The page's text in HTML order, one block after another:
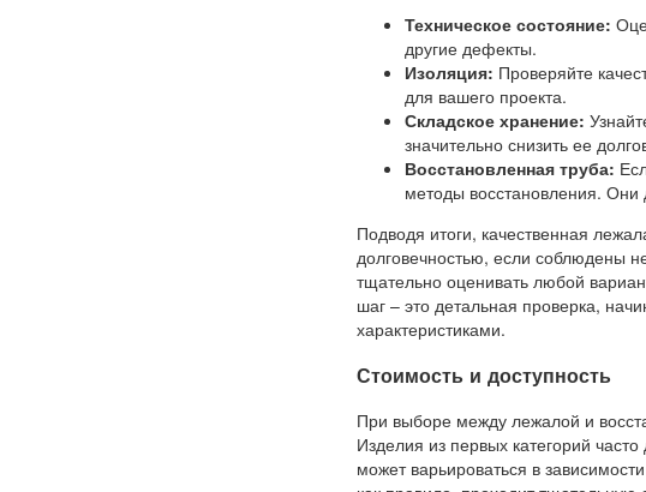
Техническое состояние:
другие дефекты.
Изоляция: Проверяйте
для вашего проекта.
Складское хранение:
значительно снизить ее
Восстановленная труба:
методы восстановления. Они
Подводя итоги, качественная
долговечностью, если соблюдены
тщательно оценивать любой
шаг – это детальная проверка,
характеристиками.
Стоимость и доступность
При выборе между лежалой и
Изделия из первых категорий
может варьироваться в